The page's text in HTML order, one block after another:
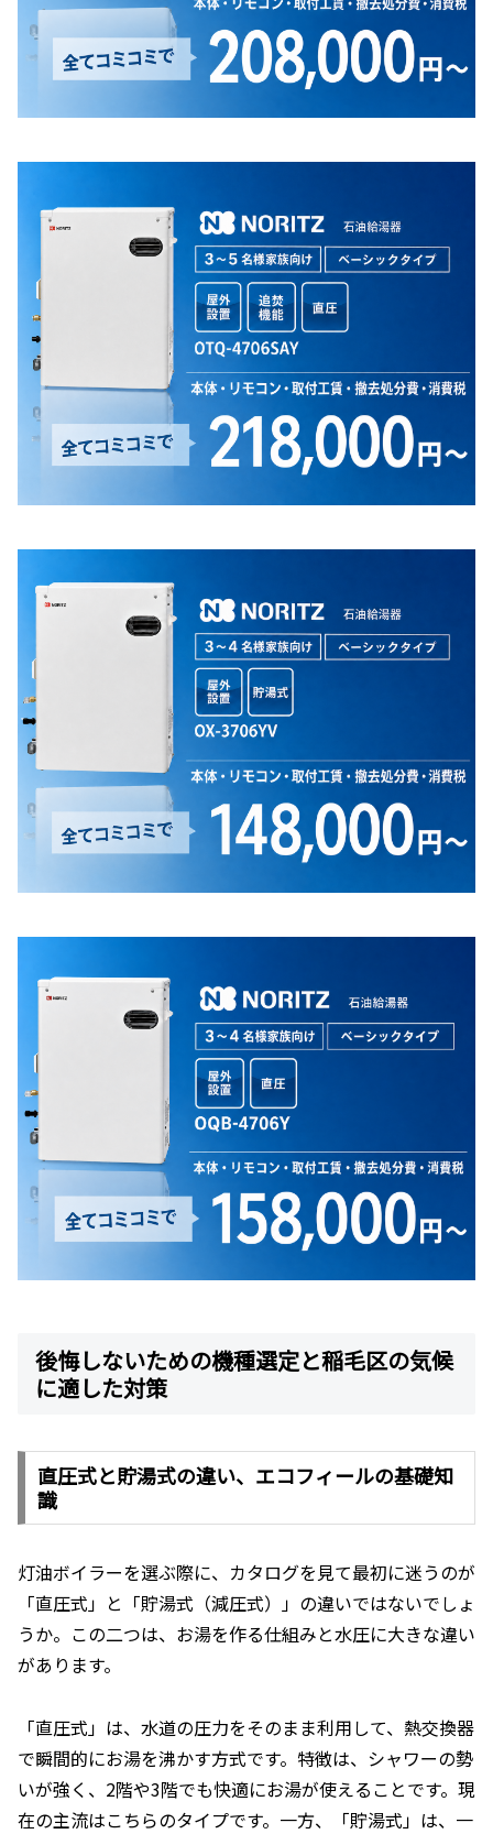
後悔しないための機種選定と稲毛区の気候
に適した対策
直圧式と貯湯式の違い、エコフィールの基礎知
識
灯油ボイラーを選ぶ際に、カタログを見て最初に迷うのが
「直圧式」と「貯湯式（減圧式）」の違いではないでしょ
うか。この二つは、お湯を作る仕組みと水圧に大きな違い
があります。
「直圧式」は、水道の圧力をそのまま利用して、熱交換器
で瞬間的にお湯を沸かす方式です。特徴は、シャワーの勢
いが強く、2階や3階でも快適にお湯が使えることです。現
在の主流はこちらのタイプです。一方、「貯湯式」は、一